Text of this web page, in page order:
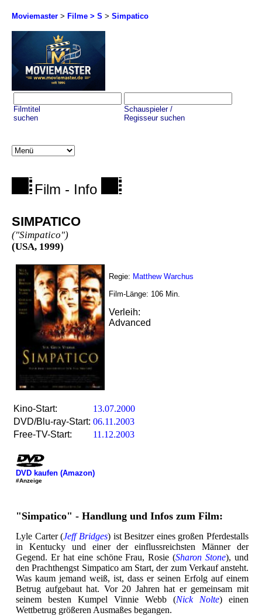
Moviemaster > Filme > S > Simpatico
Filmtitel
suchen
Schauspieler /
Regisseur suchen
Film - Info
SIMPATICO
("Simpatico")
(USA, 1999)
Regie: Matthew Warchus
Film-Länge: 106 Min.
Verleih:
Advanced
Kino-Start:
13.07.2000
DVD/Blu-ray-Start: 06.11.2003
Free-TV-Start:
11.12.2003
DVD kaufen (Amazon)
#Anzeige
"Simpatico" - Handlung und Infos zum Film:
Lyle Carter (Jeff Bridges) ist Besitzer eines großen Pferdestalls
in Kentucky und einer der einflussreichsten Männer der
Gegend. Er hat eine schöne Frau, Rosie (Sharon Stone), und
den Prachthengst Simpatico am Start, der zum Verkauf ansteht.
Was kaum jemand weiß, ist, dass er seinen Erfolg auf einem
Betrug aufgebaut hat. Vor 20 Jahren hat er gemeinsam mit
seinem besten Kumpel Vinnie Webb (Nick Nolte) einen
Wettbetrug größeren Ausmaßes begangen.